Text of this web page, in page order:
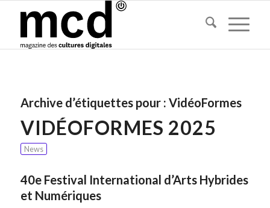
Archive d’étiquettes pour : VidéoFormes
VIDÉOFORMES 2025
News
40e Festival International d’Arts Hybrides
et Numériques